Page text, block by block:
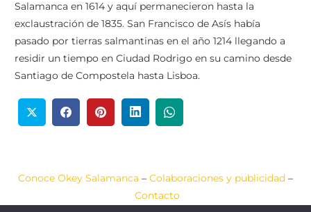
Salamanca en 1614 y aquí permanecieron hasta la
exclaustración de 1835. San Francisco de Asís había
pasado por tierras salmantinas en el año 1214 llegando a
residir un tiempo en Ciudad Rodrigo en su camino desde
Santiago de Compostela hasta Lisboa.
Conoce Okey Salamanca – Colaboraciones y publicidad –
Contacto